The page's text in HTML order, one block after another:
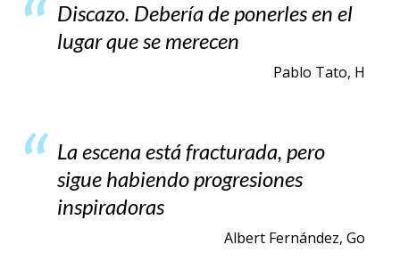
Discazo. Debería de ponerles en el
lugar que se merecen
Pablo Tato, H
La escena está fracturada, pero
sigue habiendo progresiones
inspiradoras
Albert Fernández, Go